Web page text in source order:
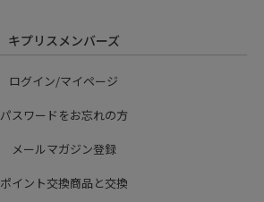
キプリスメンバーズ
ログイン/マイページ
パスワードをお忘れの方
メールマガジン登録
ポイント交換商品と交換